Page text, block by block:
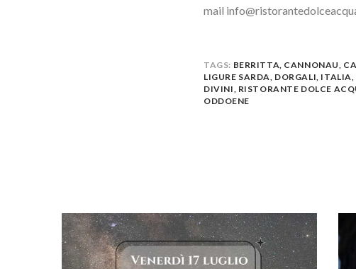
mail
TAGS: BERRITTA CANNONAU
LIGURE SARDA DORGALI ITALIA
DIVINI RISTORANTE DOLCE
ODDOENE